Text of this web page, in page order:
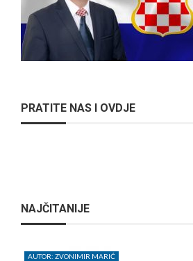
PRATITE NAS I OVDJE
NAJČITANIJE
AUTOR: ZVONIMIR MARIĆ